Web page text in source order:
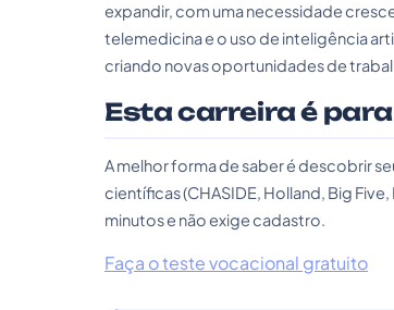
expandir, com uma necessidade
telemedicina e o uso de inteligência
criando novas oportunidades de
Esta carreira é
A melhor forma de saber é descobrir
científicas (CHASIDE, Holland, Big
minutos e não exige cadastro.
Faça o teste vocacional gratuito